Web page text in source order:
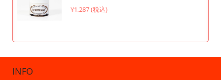
¥1,287 (税込)
INFO